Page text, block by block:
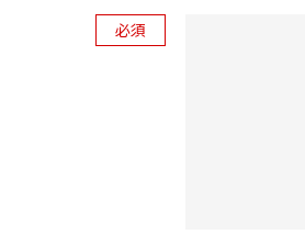
必須